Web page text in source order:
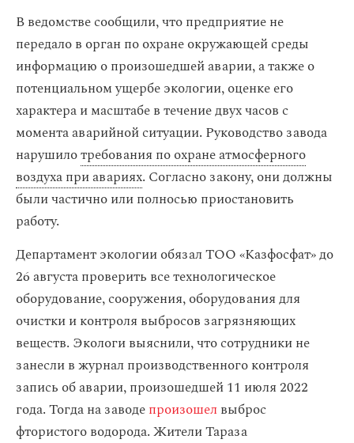
В ведомстве сообщили, что предприятие не
передало в орган по охране окружающей среды
информацию о произошедшей аварии, а также о
потенциальном ущербе экологии, оценке его
характера и масштабе в течение двух часов с
момента аварийной ситуации. Руководство завода
нарушилотребования по охране атмосферного
воздуха при авариях. Согласно закону, они должны
были частично или полносью приостановить
работу.
Департамент экологии обязал ТОО «Казфосфат» до
26 августа проверить все технологическое
оборудование, сооружения, оборудования для
очистки и контроля выбросов загрязняющих
веществ. Экологи выяснили, что сотрудники не
занесли в журнал производственного контроля
запись об аварии, произошедшей 11 июля 2022
года. Тогда на заводепроизошел выброс
фтористого водорода. Жители Тараза